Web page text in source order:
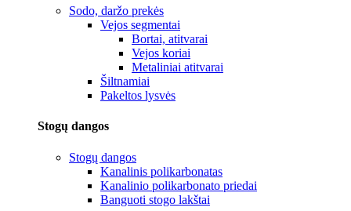
Sodo, daržo prekės
Vejos segmentai
Bortai, atitvarai
Vejos koriai
Metaliniai atitvarai
Šiltnamiai
Pakeltos lysvės
Stogų dangos
Stogų dangos
Kanalinis polikarbonatas
Kanalinio polikarbonato priedai
Banguoti stogo lakštai